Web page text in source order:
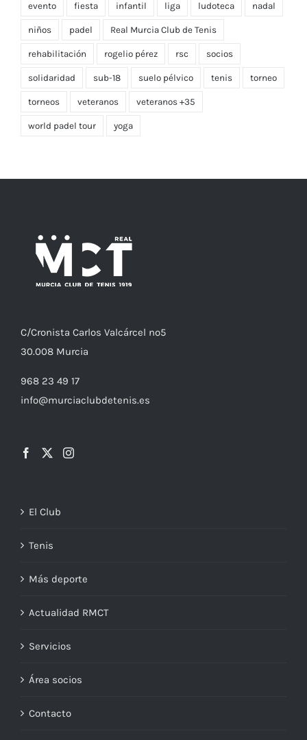
evento fiesta infantil liga ludoteca nadal
niños padel Real Murcia Club de Tenis
rehabilitación rogelio pérez rsc socios
solidaridad sub-18 suelo pélvico tenis torneo
torneos veteranos veteranos +35
world padel tour yoga
C/Cronista Carlos Valcárcel nº5
30.008 Murcia
968 23 49 17
info@murciaclubdetenis.es
El Club
Tenis
Más deporte
Actualidad RMCT
Servicios
Área socios
Contacto